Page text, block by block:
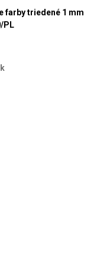
farby triedené 1 mm
PL